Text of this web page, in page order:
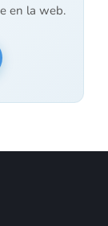
en la web.